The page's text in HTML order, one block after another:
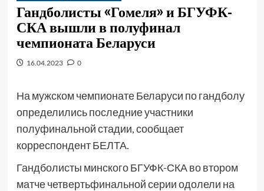
Гандболисты «Гомеля» и БГУФК-
СКА вышли в полуфинал
чемпионата Беларуси
16.04.2023 0
На мужском чемпионате Беларуси по гандболу
определились последние участники
полуфинальной стадии, сообщает
корреспондент БЕЛТА.
Гандболисты минского БГУФК-СКА во втором
матче четвертьфинальной серии одолели на